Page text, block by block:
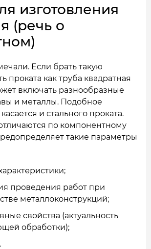
изготовления
(речь о
Если брать такую
проката как труба квадратная
включать разнообразные
и металлы. Подобное
и стального проката.
по компонентному
такие параметры
проведения работ при
металлоконструкций;
свойства (актуальность
обработки);